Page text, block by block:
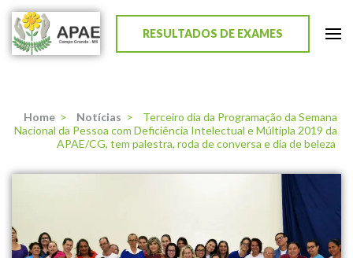
APAE de Campo Grande
RESULTADOS DE EXAMES
Home > Notícias >
Terceiro dia da Programação da Semana
Nacional da Pessoa com Deficiência Intelectual e Múltipla 2019 da
APAE/CG, tem palestra, roda de conversa e dia de beleza